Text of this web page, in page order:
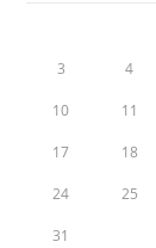
3 4
10 11
17 18
24 25
31